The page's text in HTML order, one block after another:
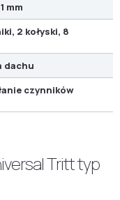
mm
2 kołyski, 8
dachu
czynników
Tritt typ